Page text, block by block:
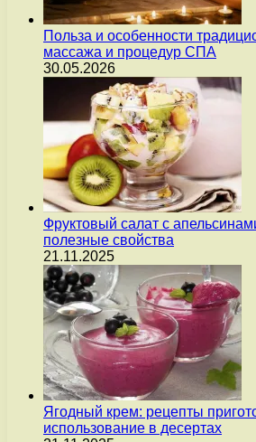
Польза и особенности
массажа и процедур СПА
30.05.2026
Фруктовый салат с
полезные свойства
21.11.2025
Ягодный крем: рецепты
использование в десертах